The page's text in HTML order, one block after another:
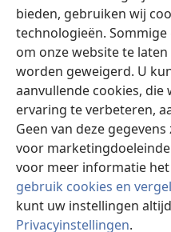
bieden, gebruiken wij
technologieën.
om onze website te
worden geweigerd. U
aanvullende cookies,
ervaring te verbeteren,
Geen van deze
voor
voor meer informatie het
gebruik cookies en
kunt uw instellingen
Privacyinstellingen.
nieuw
venster)Watchtower ONLINE
(opent
nieuw
venster)JW Hub ®
(opent
nieuw
venster)
®
Watchtower Library
Copyright © 2026 Watch Tower